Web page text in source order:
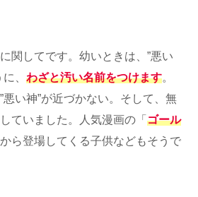
に関してです。幼いときは、”悪い
、 わざと汚い名前をつけます。
い神”が近づかない。そして、無
ていました。人気漫画の「 ゴール
から登場してくる子供などもそうで